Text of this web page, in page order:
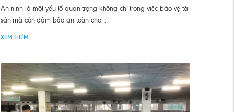
An ninh là một yếu tố quan trọng không chỉ trong việc bảo vệ tài
sản mà còn đảm bảo an toàn cho ...
XEM THÊM